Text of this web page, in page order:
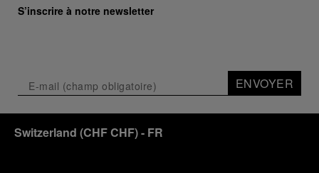
S’inscrire à notre newsletter
ENVOYER
Switzerland (CHF CHF)- FR